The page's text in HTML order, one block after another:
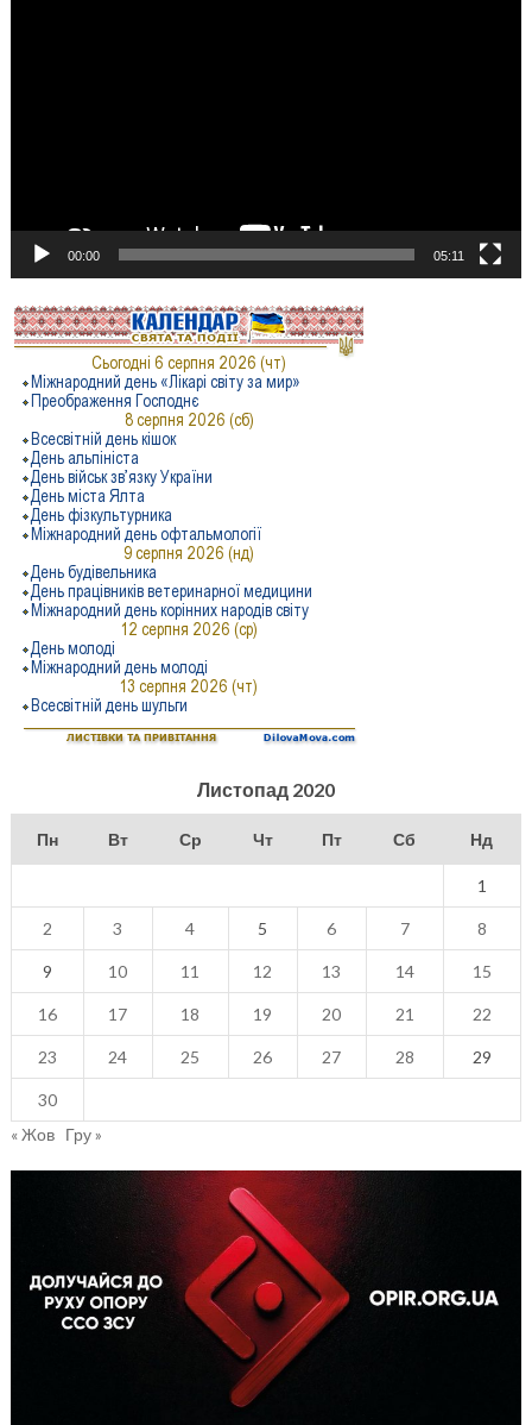
00:00 05:11
Листопад 2020
Пн Вт Ср Чт Пт Сб Нд
1
2 3 4 5 6 7 8
9 10 11 12 13 14 15
16 17 18 19 20 21 22
23 24 25 26 27 28 29
30
« Жов Гру »